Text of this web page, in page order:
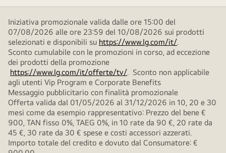
Iniziativa promozionale valida dalle ore 15:00 del
07/08/2026 alle ore 23:59 del 10/08/2026 sui prodotti
selezionati e disponibili su https://www.lg.com/it/.
Sconto cumulabile con le promozioni in corso, ad eccezione
dei prodotti della promozione
https://www.lg.com/it/offerte/tv/. Sconto non applicabile
agli utenti Vip Program e Corporate Benefits
Messaggio pubblicitario con finalità promozionale
Offerta valida dal 01/05/2026 al 31/12/2026 in 10, 20 e 30
mesi come da esempio rappresentativo: Prezzo del bene €
900, TAN fisso 0%, TAEG 0%, in 10 rate da 90 €, 20 rate da
45 €, 30 rate da 30 € spese e costi accessori azzerati.
Importo totale del credito e dovuto dal Consumatore: €